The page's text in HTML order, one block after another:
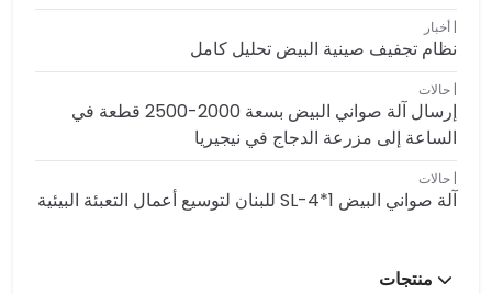
أخبار
نظام تجفيف صينية البيض تحليل كامل
حالات
إرسال آلة صواني البيض بسعة 2000-2500 قطعة في
الساعة إلى مزرعة الدجاج في نيجيريا
حالات
آلة صواني البيض SL-4*1 للبنان لتوسيع أعمال التعبئة البيئية
منتجات